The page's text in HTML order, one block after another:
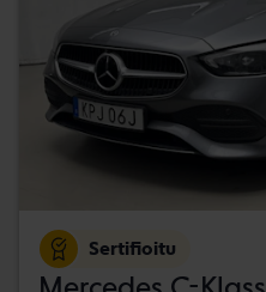
Sertifioitu